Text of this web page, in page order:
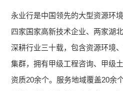
永业行是中国领先的大型资源环
四家国家高新技术企业、两家湖
深耕行业三十载，包含资源环境
集群，拥有甲级工程咨询、甲级
资质20余个。服务地域覆盖20余